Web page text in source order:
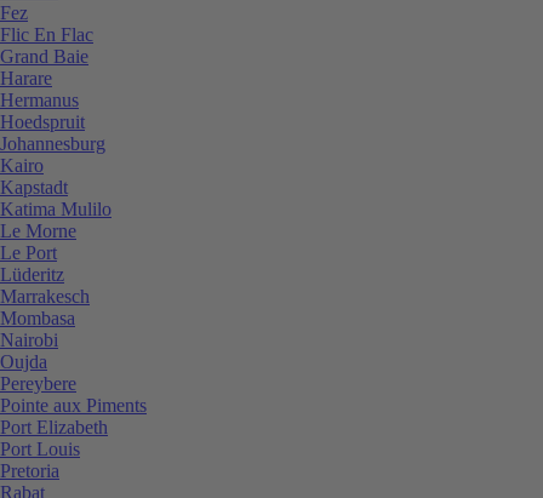
Fez
Flic En Flac
Grand Baie
Harare
Hermanus
Hoedspruit
Johannesburg
Kairo
Kapstadt
Katima Mulilo
Le Morne
Le Port
Lüderitz
Marrakesch
Mombasa
Nairobi
Oujda
Pereybere
Pointe aux Piments
Port Elizabeth
Port Louis
Pretoria
Rabat